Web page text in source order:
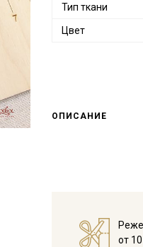
Тип ткани
Цвет
ОПИСАНИЕ
от